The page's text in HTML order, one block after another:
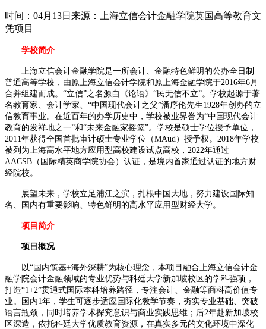
时间：04月13日 来源：上海立信会计金融学院英国高等教育文
凭项目
学校简介
上海立信会计金融学院是一所会计、金融特色鲜明的公办全日制
普通高等学校，由原上海立信会计学院和原上海金融学院于2016年6月
合并组建而成。“立信”之名源自《论语》“民无信不立”。学校起源于著
名教育家、会计学家、“中国现代会计之父”潘序伦先生1928年创办的立
信教育事业。在近百年的办学历史中，学校被业界誉为“中国现代会计
教育的发祥地之一”和“未来金融家摇篮”。学校是硕士学位授予单位，
2011年获得全国首批审计硕士专业学位（MAud）授予权。2018年学校
被列为上海高水平地方应用型高校建设试点高校，2022年通过
AACSB（国际精英商学院协会）认证，是境内首家通过认证的地方财
经院校。
展望未来，学校立足浦江之滨，扎根中国大地，努力建设国际知
名、国内有重要影响、特色鲜明的高水平应用型财经大学。
项目简介
项目概况
以“国内筑基+海外深耕”为核心理念，本项目融合上海立信会计金
融学院会计金融领域的专业优势与科廷大学新加坡校区的学科强项，
打造“1+2”贯通式国际本科培养路径，专注会计、金融等商科高价值专
业。国内1年，学生可逐步适应国际化教学节奏，夯实专业基础、突破
语言瓶颈，同时培养学术探究意识与商业实践思维；后2年赴新加坡校
区深造，依托科廷大学优质教育资源，在真实多元的文化环境中深化